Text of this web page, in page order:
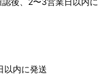
以内に発送